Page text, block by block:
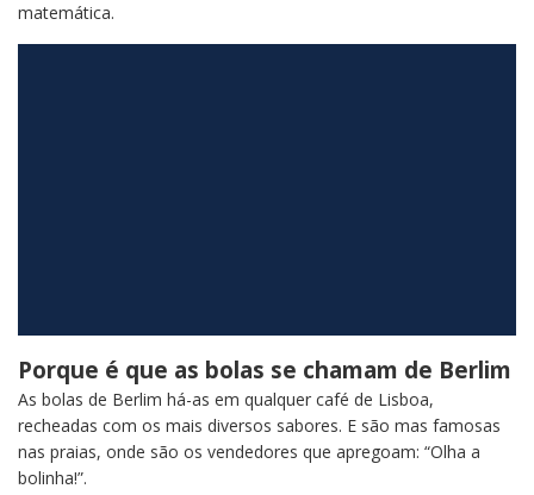
matemática.
Porque é que as bolas se chamam de Berlim
As bolas de Berlim há-as em qualquer café de Lisboa,
recheadas com os mais diversos sabores. E são mas famosas
nas praias, onde são os vendedores que apregoam: “Olha a
bolinha!”.